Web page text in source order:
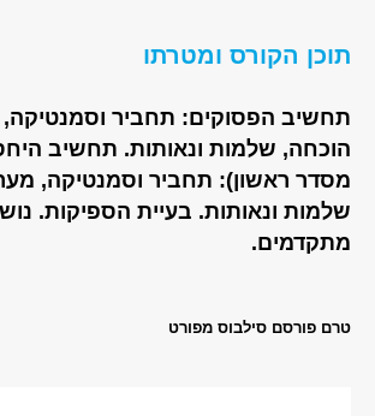
תוכן הקורס ומטרתו
תחשיב הפסוקים: תחביר
הוכחה, שלמות ונאותות. תחשיב
מסדר ראשון): תחביר וסמנטיקה,
שלמות ונאותות. בעיית הספיקות.
מתקדמים.
טרם פורסם סילבוס מפורט